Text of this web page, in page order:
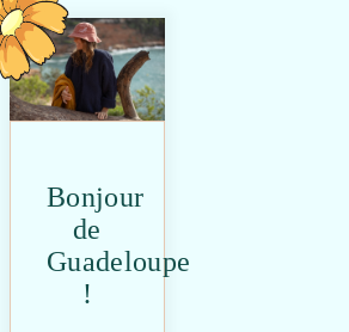
Bonjour
de
Guadeloupe
!